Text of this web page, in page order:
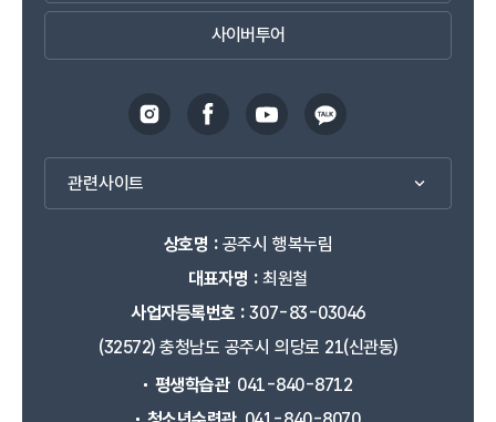
사이버투어
관련사이트
상호명 :공주시 행복누림
대표자명 :최원철
사업자등록번호 :307-83-03046
(32572) 충청남도 공주시 의당로 21(신관동)
평생학습관 041-840-8712